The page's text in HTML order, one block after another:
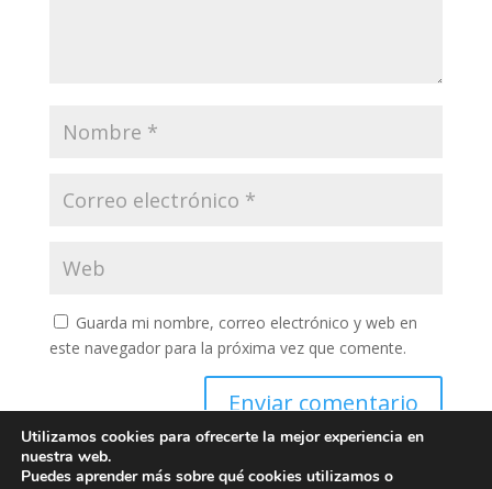
Guarda mi nombre, correo electrónico y web en
este navegador para la próxima vez que comente.
Enviar comentario
Utilizamos cookies para ofrecerte la mejor experiencia en
nuestra web.
Puedes aprender más sobre qué cookies utilizamos o